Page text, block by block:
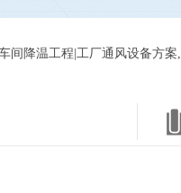
间降温工程|工厂通风设备方案,